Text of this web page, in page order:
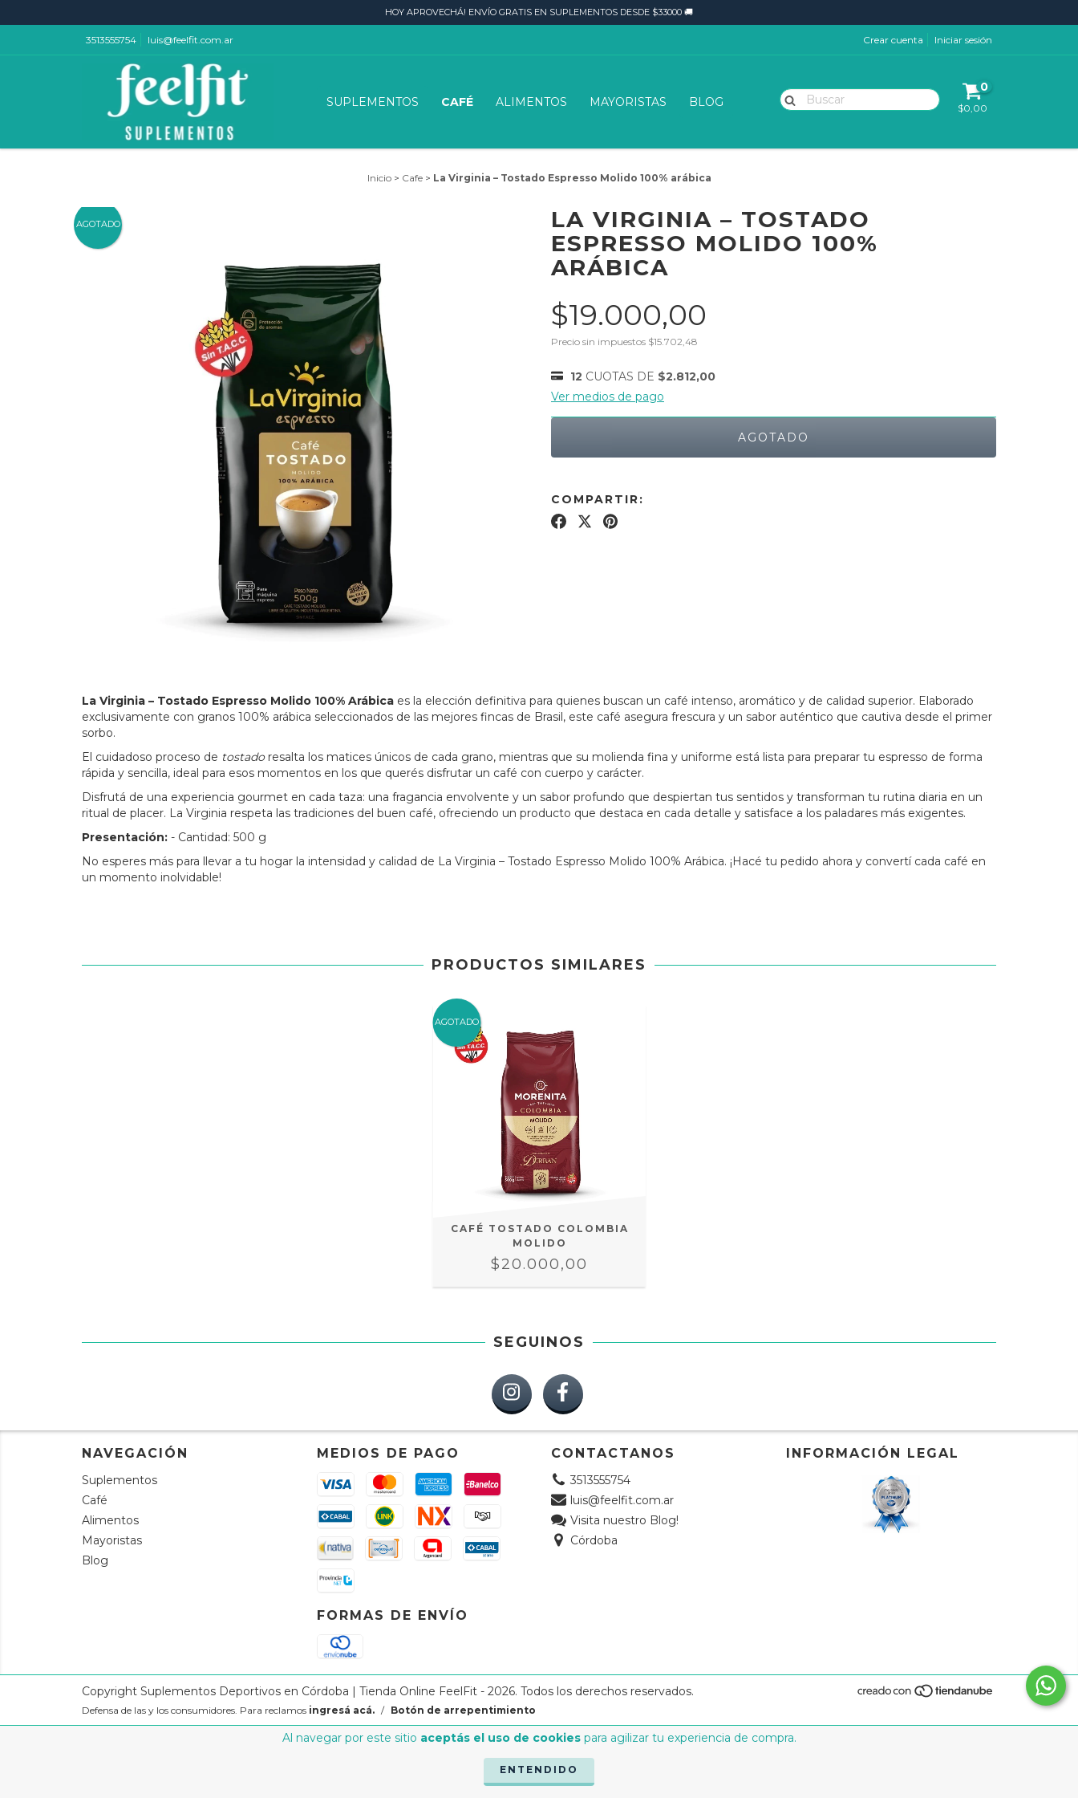
Al navegar por este sitio aceptás el uso de cookiespara agilizar tu experiencia de compra.
ENTENDIDO
HOY APROVECHÁ! ENVÍO GRATIS EN SUPLEMENTOS DESDE $33000 🚚
3513555754 luis@feelfit.com.ar Crear cuenta Iniciar sesión
SUPLEMENTOS CAFÉ ALIMENTOS MAYORISTAS BLOG
0
$0,00
Inicio > Cafe > La Virginia – Tostado Espresso Molido 100% arábica
AGOTADO
LA VIRGINIA – TOSTADO
ESPRESSO MOLIDO 100%
ARÁBICA
$19.000,00
Precio sin impuestos $15.702,48
12 CUOTAS DE $2.812,00
Ver medios de pago
COMPARTIR:
La Virginia – Tostado Espresso Molido 100% Arábica es la elección definitiva para quienes buscan un café intenso, aromático y de calidad superior. Elaborado
exclusivamente con granos 100% arábica seleccionados de las mejores fincas de Brasil, este café asegura frescura y un sabor auténtico que cautiva desde el primer
sorbo.
El cuidadoso proceso de tostadoresalta los matices únicos de cada grano, mientras que su molienda fina y uniforme está lista para preparar tu espresso de forma
rápida y sencilla, ideal para esos momentos en los que querés disfrutar un café con cuerpo y carácter.
Disfrutá de una experiencia gourmet en cada taza: una fragancia envolvente y un sabor profundo que despiertan tus sentidos y transforman tu rutina diaria en un
ritual de placer. La Virginia respeta las tradiciones del buen café, ofreciendo un producto que destaca en cada detalle y satisface a los paladares más exigentes.
Presentación: - Cantidad: 500 g
No esperes más para llevar a tu hogar la intensidad y calidad de La Virginia – Tostado Espresso Molido 100% Arábica. ¡Hacé tu pedido ahora y convertí cada café en
un momento inolvidable!
PRODUCTOS SIMILARES
AGOTADO
CAFÉ TOSTADO COLOMBIA
MOLIDO
$20.000,00
SEGUINOS
NAVEGACIÓN
Suplementos
Café
Alimentos
Mayoristas
Blog
MEDIOS DE PAGO
FORMAS DE ENVÍO
CONTACTANOS
3513555754
luis@feelfit.com.ar
Visita nuestro Blog!
Córdoba
INFORMACIÓN LEGAL
Copyright Suplementos Deportivos en Córdoba | Tienda Online FeelFit - 2026. Todos los derechos reservados.
Defensa de las y los consumidores. Para reclamos ingresá acá. / Botón de arrepentimiento